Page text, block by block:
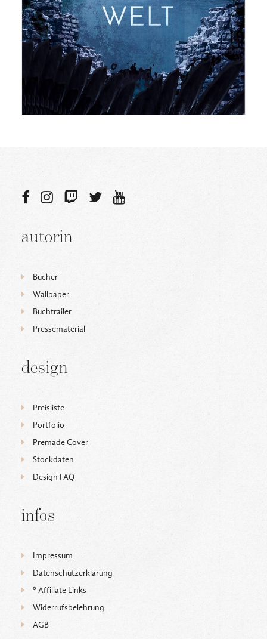
autorin
Bücher
Wallpaper
Buchtrailer
Pressematerial
design
Preisliste
Portfolio
Premade Cover
Stockdaten
Design FAQ
infos
Impressum
Datenschutzerklärung
ᵒ Affiliate Links
Widerrufsbelehrung
AGB